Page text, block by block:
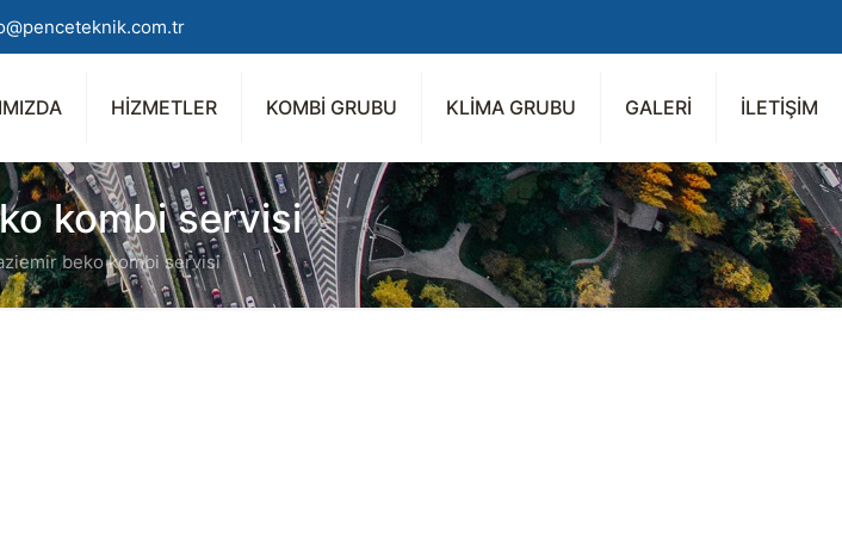
HİZMETLER KOMBİ GRUBU KLİMA GRUBU GALERİ İLETİŞİM
kombi servisi
beko kombi servisi